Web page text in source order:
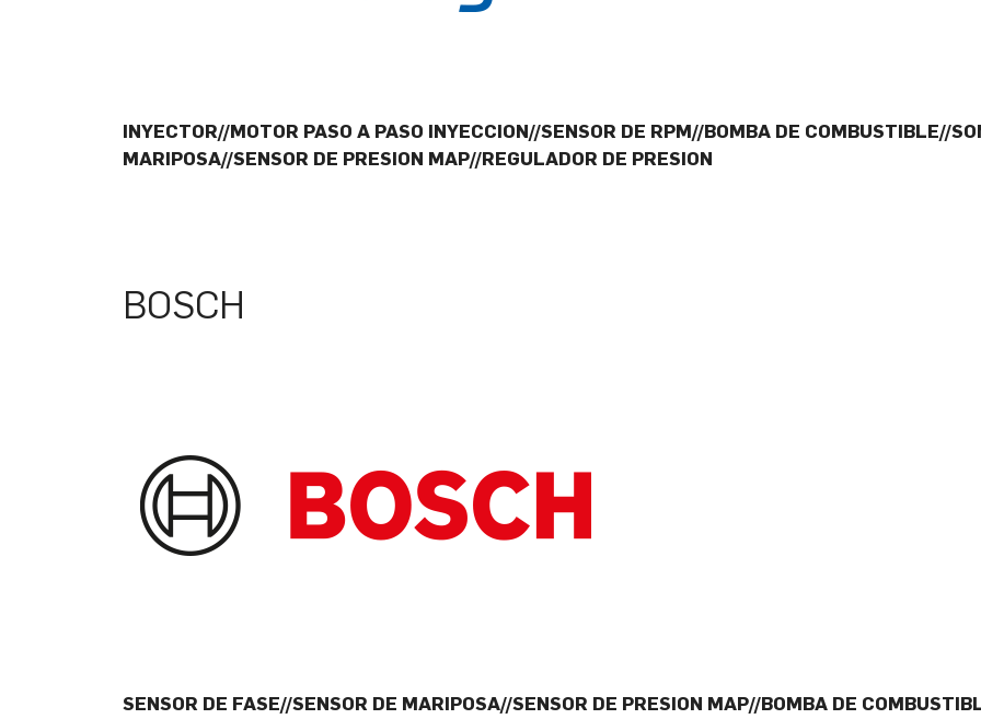
INYECTOR//MOTOR PASO A PASO INYECCION//SENSOR DE RPM//BOMBA DE COMBUSTIBLE//
MARIPOSA//SENSOR DE PRESION MAP//REGULADOR DE PRESION
BOSCH
SENSOR DE FASE//SENSOR DE MARIPOSA//SENSOR DE PRESION MAP//BOMBA DE